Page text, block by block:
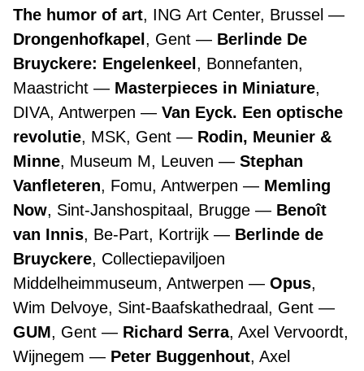
The humor of art, ING Art Center, Brussel
Drongenhofkapel , Gent
Berlinde De
Bruyckere: Engelenkeel , Bonnefanten,
Maastricht
Masterpieces in Miniature,
DIVA, Antwerpen
Van Eyck. Een optische
revolutie, MSK, Gent
Rodin, Meunier &
Minne, Museum M, Leuven
Stephan
Vanfleteren, Fomu, Antwerpen
Memling
Now, Sint-Janshospitaal, Brugge
Benoît
van Innis, Be-Part, Kortrijk
Berlinde de
Bruyckere, Collectiepaviljoen
Middelheimmuseum, Antwerpen
Opus,
Wim Delvoye, Sint-Baafskathedraal, Gent
GUM, Gent Richard Serra, Axel Vervoordt,
Wijnegem
Peter Buggenhout, Axel